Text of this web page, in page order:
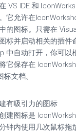
VS IDE 和
它允许在
的图标。只需在
标并启动相关的插件
中自动打开，你可以
它保存在
文档。
有吸引力的图标
建图标是
钟内使用几次鼠标拖